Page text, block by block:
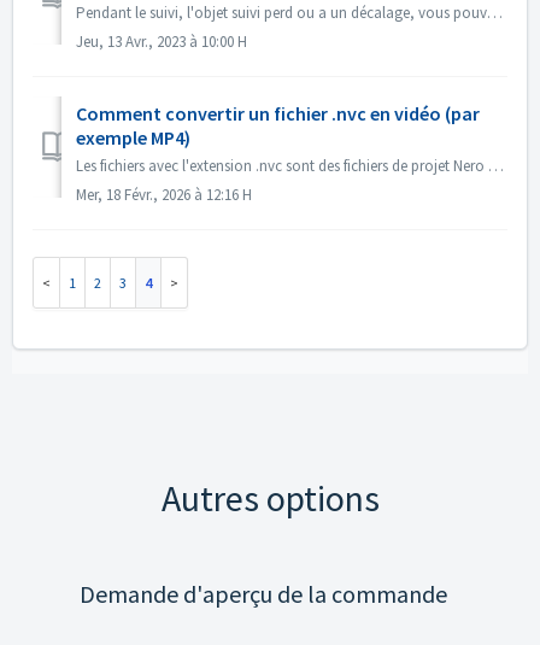
Pendant le suivi, l'objet suivi perd ou a un décalage, vous pouvez "arrêter le suivi" immédiatement, cliquer sur "Zoom avant" dans l...
Jeu, 13 Avr., 2023 à 10:00 H
Comment convertir un fichier .nvc en vidéo (par
exemple MP4)
Les fichiers avec l'extension .nvc sont des fichiers de projet Nero Video, et NON des vidéos finies. Ils contiennent des instructions d'édition et d...
Mer, 18 Févr., 2026 à 12:16 H
1 2 3 4
Autres options
Demande d'aperçu de la commande